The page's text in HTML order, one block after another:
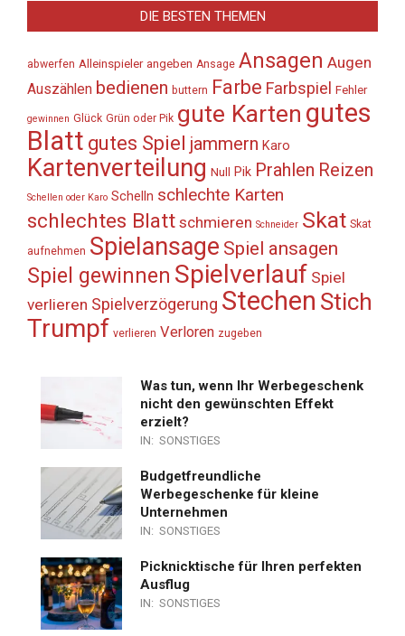
DIE BESTEN THEMEN
abwerfen Alleinspieler angeben Ansage Ansagen Augen
Auszählen bedienen buttern Farbe Farbspiel Fehler
gewinnen Glück Grün oder Pik gute Karten gutes
Blatt gutes Spiel jammern Karo
Kartenverteilung Null Pik Prahlen Reizen
Schellen oder Karo Schelln schlechte Karten
schlechtes Blatt schmieren Schneider Skat Skat
aufnehmen Spielansage Spiel ansagen
Spiel gewinnen Spielverlauf Spiel
verlieren Spielverzögerung Stechen Stich
Trumpf verlieren Verloren zugeben
Was tun, wenn Ihr Werbegeschenk
nicht den gewünschten Effekt
erzielt?
IN: SONSTIGES
Budgetfreundliche
Werbegeschenke für kleine
Unternehmen
IN: SONSTIGES
Picknicktische für Ihren perfekten
Ausflug
IN: SONSTIGES